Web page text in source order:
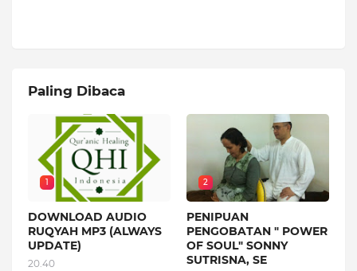
Paling Dibaca
1
DOWNLOAD AUDIO
RUQYAH MP3 (ALWAYS
UPDATE)
20.40
2
PENIPUAN
PENGOBATAN " POWER
OF SOUL" SONNY
SUTRISNA, SE